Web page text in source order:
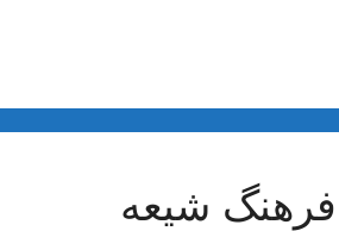
فرهنگ شیعه